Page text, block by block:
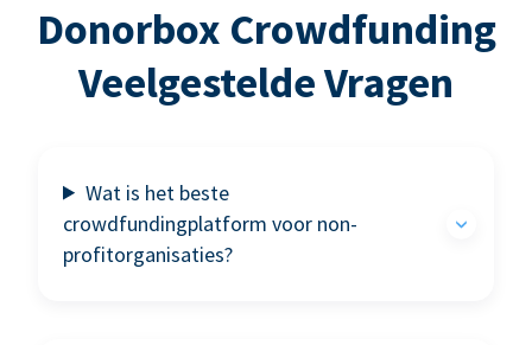
Donorbox Crowdfunding
Veelgestelde Vragen
Wat is het beste
crowdfundingplatform voor non-
profitorganisaties?